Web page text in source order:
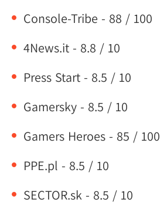
Console-Tribe - 88 / 100
4News.it - 8.8 / 10
Press Start - 8.5 / 10
Gamersky - 8.5 / 10
Gamers Heroes - 85 / 100
PPE.pl - 8.5 / 10
SECTOR.sk - 8.5 / 10